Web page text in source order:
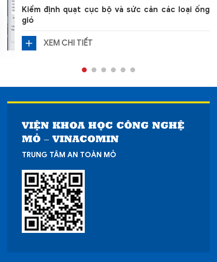
Kiểm định quạt cục bộ và sức cản các loại ống
gió
XEM CHI TIẾT
VIỆN KHOA HỌC CÔNG NGHỆ
MỎ – VINACOMIN
TRUNG TÂM AN TOÀN MỎ